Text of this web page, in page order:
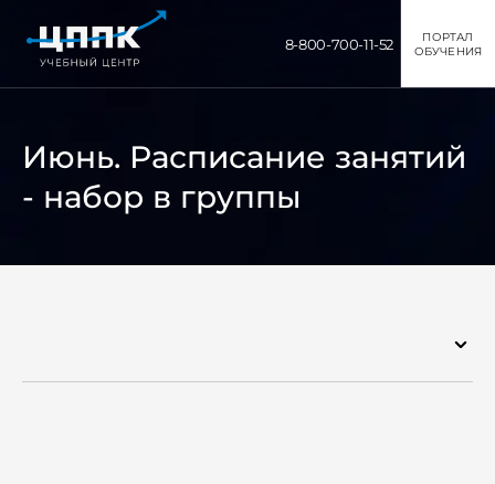
8-800-700-11-52
ПОРТАЛ
ОБУЧЕНИЯ
Июнь. Расписание занятий
- набор в группы